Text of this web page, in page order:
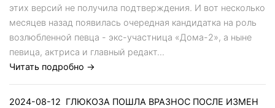
этих версий не получила подтверждения. И вот несколько
месяцев назад появилась очередная кандидатка на роль
возлюбленной певца - экс-участница «Дома-2», а ныне
певица, актриса и главный редакт...
Читать подробно →
2024-08-12 ГЛЮКОЗА ПОШЛА ВРАЗНОС ПОСЛЕ ИЗМЕН